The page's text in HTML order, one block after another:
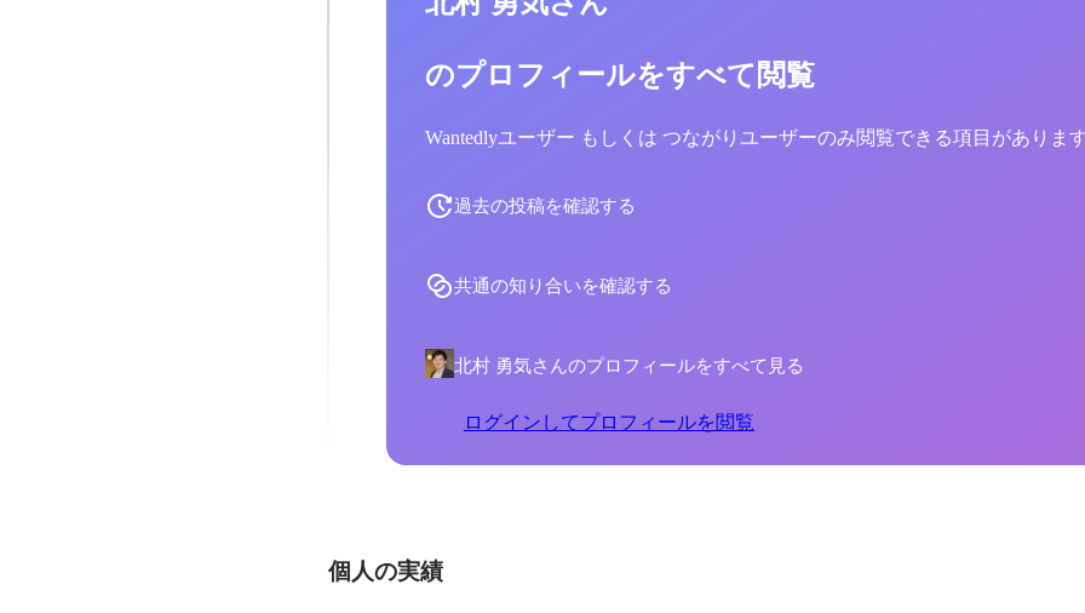
のプロフィールをすべて閲覧
Wantedlyユーザー もしくは つながりユーザーのみ閲覧できる項目がありま
過去の投稿を確認する
共通の知り合いを確認する
北村 勇気さんのプロフィールをすべて見る
ログインしてプロフィールを閲覧
個人の実績